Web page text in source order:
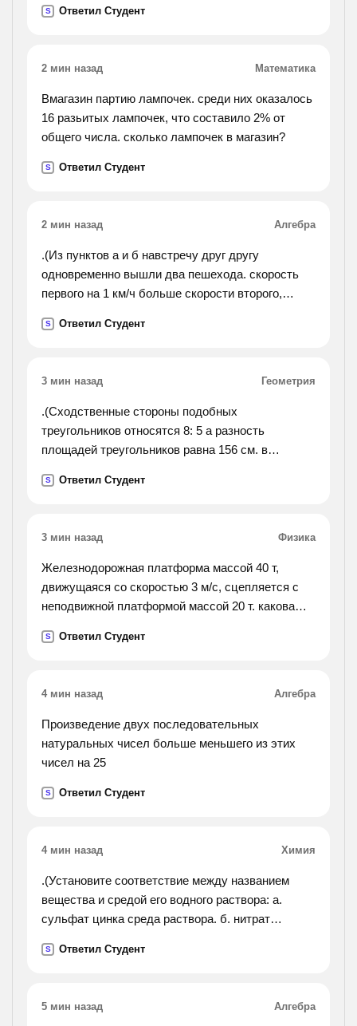
S Ответил Студент
2 мин назад Математика
Вмагазин партию лампочек. среди них оказалось
16 разьитых лампочек, что составило 2% от
общего числа. сколько лампочек в магазин?
S Ответил Студент
2 мин назад Алгебра
.(Из пунктов а и б навстречу друг другу
одновременно вышли два пешехода. скорость
первого на 1 км/ч больше скорости второго,
чем второй в пункт а. найдите скорости
S Ответил Студент
3 мин назад Геометрия
.(Сходственные стороны подобных
треугольников относятся 8: 5 а разность
площадей треугольников равна 156 см. в
S Ответил Студент
3 мин назад Физика
Железнодорожная платформа массой 40 т,
движущаяся со скоростью 3 м/с, сцепляется с
неподвижной платформой массой 20 т. какова
S Ответил Студент
4 мин назад Алгебра
Произведение двух последовательных
натуральных чисел больше меньшего из этих
чисел на 25
S Ответил Студент
4 мин назад Химия
.(Установите соответствие между названием
вещества и средой его водного раствора: а.
сульфат цинка среда раствора. б. нитрат
2.нейтральная г. гидрофосфат натрия
S Ответил Студент
5 мин назад Алгебра